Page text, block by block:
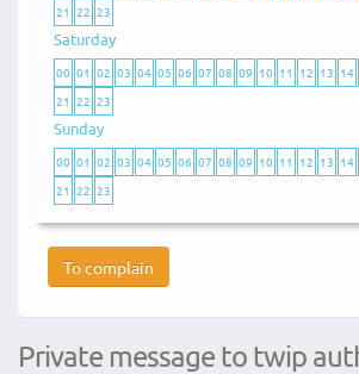
21 22 23
Saturday
00 01 02 03 04 05 06 07 08 09 10 11 12 13 14
21 22 23
Sunday
00 01 02 03 04 05 06 07 08 09 10 11 12 13 14
21 22 23
To complain
Private message to twip